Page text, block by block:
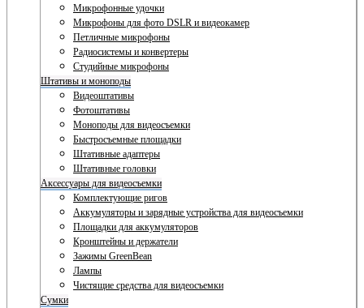
Микрофонные удочки
Микрофоны для фото DSLR и видеокамер
Петличные микрофоны
Радиосистемы и конвертеры
Студийные микрофоны
Штативы и моноподы
Видеоштативы
Фотоштативы
Моноподы для видеосъемки
Быстросъемные площадки
Штативные адаптеры
Штативные головки
Аксессуары для видеосъемки
Комплектующие ригов
Аккумуляторы и зарядные устройства для видеосъемки
Площадки для аккумуляторов
Кронштейны и держатели
Зажимы GreenBean
Лампы
Чистящие средства для видеосъемки
Сумки